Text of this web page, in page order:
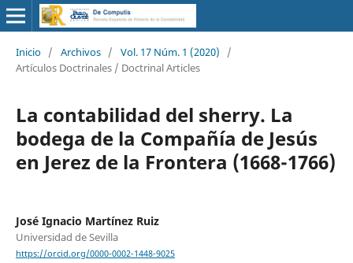
Inicio / Archivos / Vol. 17 Núm. 1 (2020)
/
Artículos Doctrinales / Doctrinal Articles
La contabilidad del sherry. La
bodega de la Compañía de Jesús
en Jerez de la Frontera (1668-1766)
José Ignacio Martínez Ruiz
Universidad de Sevilla
https://orcid.org/0000-0002-1448-9025